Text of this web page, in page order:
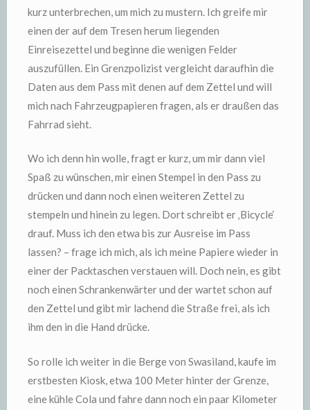
kurz unterbrechen, um mich zu mustern. Ich greife mir
einen der auf dem Tresen herum liegenden
Einreisezettel und beginne die wenigen Felder
auszufüllen. Ein Grenzpolizist vergleicht daraufhin die
Daten aus dem Pass mit denen auf dem Zettel und will
mich nach Fahrzeugpapieren fragen, als er draußen das
Fahrrad sieht.
Wo ich denn hin wolle, fragt er kurz, um mir dann viel
Spaß zu wünschen, mir einen Stempel in den Pass zu
drücken und dann noch einen weiteren Zettel zu
stempeln und hinein zu legen. Dort schreibt er ‚Bicycle‘
drauf. Muss ich den etwa bis zur Ausreise im Pass
lassen? – frage ich mich, als ich meine Papiere wieder in
einer der Packtaschen verstauen will. Doch nein, es gibt
noch einen Schrankenwärter und der wartet schon auf
den Zettel und gibt mir lachend die Straße frei, als ich
ihm den in die Hand drücke.
So rolle ich weiter in die Berge von Swasiland, kaufe im
erstbesten Kiosk, etwa 100 Meter hinter der Grenze,
eine kühle Cola und fahre dann noch ein paar Kilometer